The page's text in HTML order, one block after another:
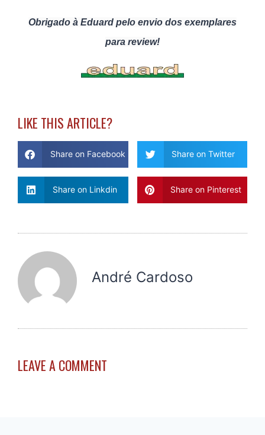
Obrigado à Eduard pelo envio dos exemplares
para review!
LIKE THIS ARTICLE?
Share on Facebook Share on Twitter
Share on Linkdin Share on Pinterest
André Cardoso
LEAVE A COMMENT